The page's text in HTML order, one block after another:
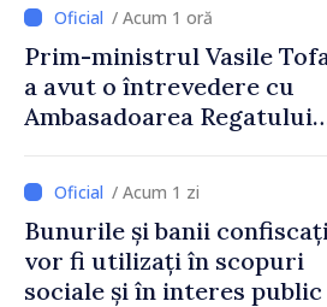
/ Acum 1 oră
Prim-ministrul Vasile
a avut o întrevedere cu
Ambasadoarea Regatului
Irlandei de Nord, Fern
Horine / Acum 1 zi
Bunurile și banii confiscați
vor fi utilizați în scopuri
sociale și în interes public